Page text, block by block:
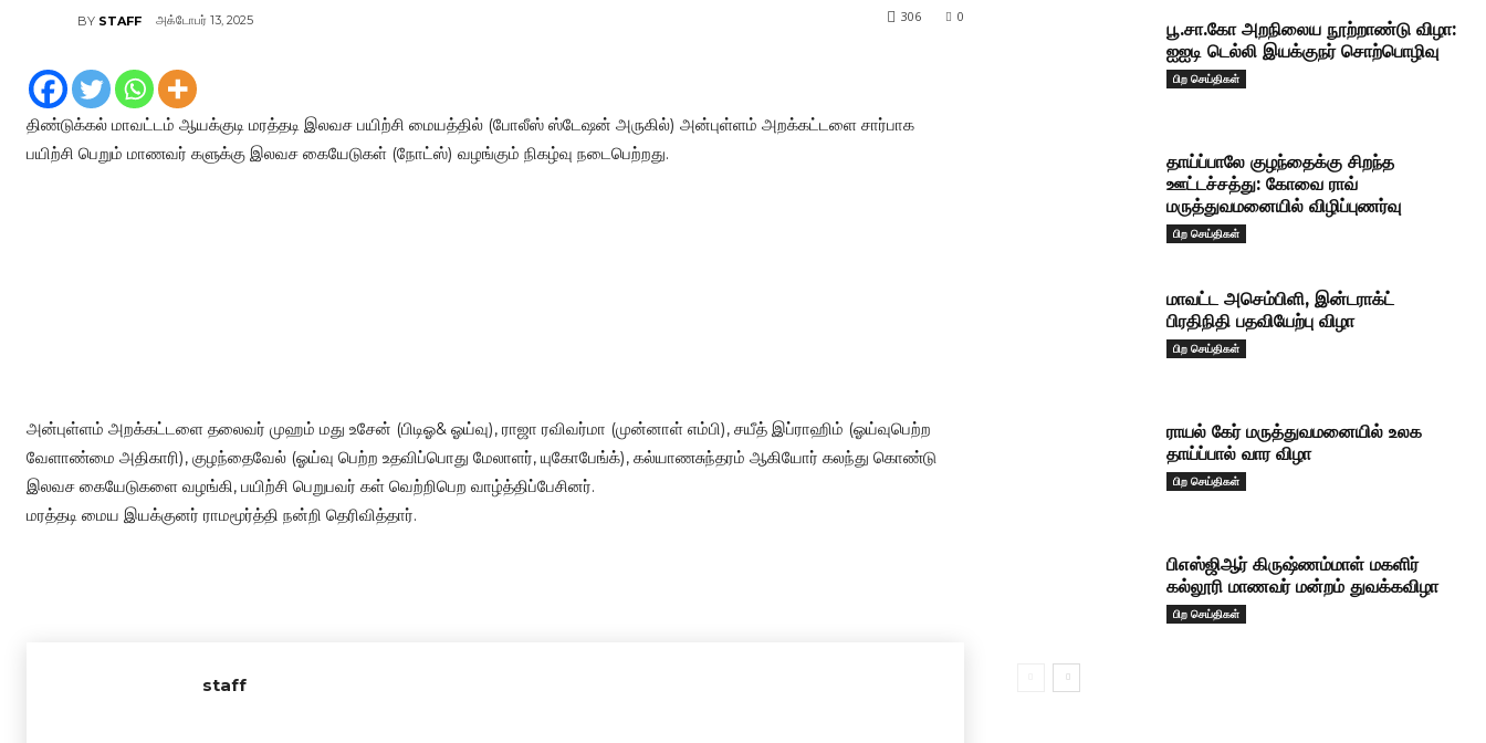
BY STAFF அக்டோபர் 13, 2025 0
306
திண்டுக்கல் மாவட்டம் ஆயக்குடி மரத்தடி இலவச பயிற்சி மையத்தில் (போலீஸ் ஸ்டேஷன் அருகில்) அன்புள்ளம் அறக்கட்டளை சார்பாக
பயிற்சி பெறும் மாணவர் களுக்கு இலவச கையேடுகள் (நோட்ஸ்) வழங்கும் நிகழ்வு நடைபெற்றது.
அன்புள்ளம் அறக்கட்டளை தலைவர் முஹம் மது உசேன் (பிடிஓ& ஓய்வு), ராஜா ரவிவர்மா (முன்னாள் எம்பி), சயீத் இப்ராஹிம் (ஓய்வுபெற்ற
வேளாண்மை அதிகாரி), குழந்தைவேல் (ஓய்வு பெற்ற உதவிப்பொது மேலாளர், யுகோபேங்க்), கல்யாணசுந்தரம் ஆகியோர் கலந்து கொண்டு
இலவச கையேடுகளை வழங்கி, பயிற்சி பெறுபவர் கள் வெற்றிபெற வாழ்த்திப்பேசினர்.
மரத்தடி மைய இயக்குனர் ராமமூர்த்தி நன்றி தெரிவித்தார்.
staff
பூ.சா.கோ அறநிலைய நூற்றாண்டு விழா:
ஐஐடி டெல்லி இயக்குநர் சொற்பொழிவு
பிற செய்திகள்
தாய்ப்பாலே குழந்தைக்கு சிறந்த
ஊட்டச்சத்து: கோவை ராவ்
மருத்துவமனையில் விழிப்புணர்வு
பிற செய்திகள்
மாவட்ட அசெம்பிளி, இன்டராக்ட்
பிரதிநிதி பதவியேற்பு விழா
பிற செய்திகள்
ராயல் கேர் மருத்துவமனையில் உலக
தாய்ப்பால் வார விழா
பிற செய்திகள்
பிஎஸ்ஜிஆர் கிருஷ்ணம்மாள் மகளிர்
கல்லூரி மாணவர் மன்றம் துவக்கவிழா
பிற செய்திகள்